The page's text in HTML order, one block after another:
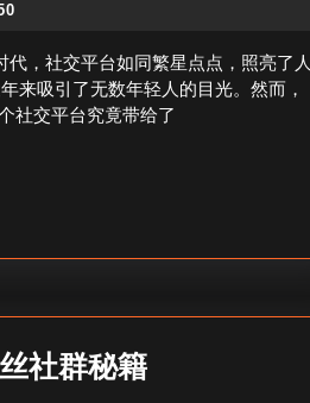
小
红
动
书-
Kakarmen
小
代，社交平台如同繁星点点，照亮了人
来吸引了无数年轻人的目光。然而，
社交平台究竟带给了
社群秘籍如